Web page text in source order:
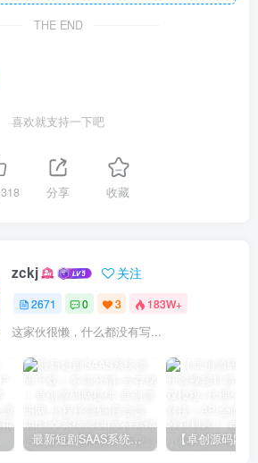
THE END
喜欢就支持一下吧
318 分享 收藏
zckj 关注
2671 0 3 183W+
这家伙很懒，什么都没有写...
最新短剧SAAS系统源码下载｜多端分销+云存储｜卓创源码网提供